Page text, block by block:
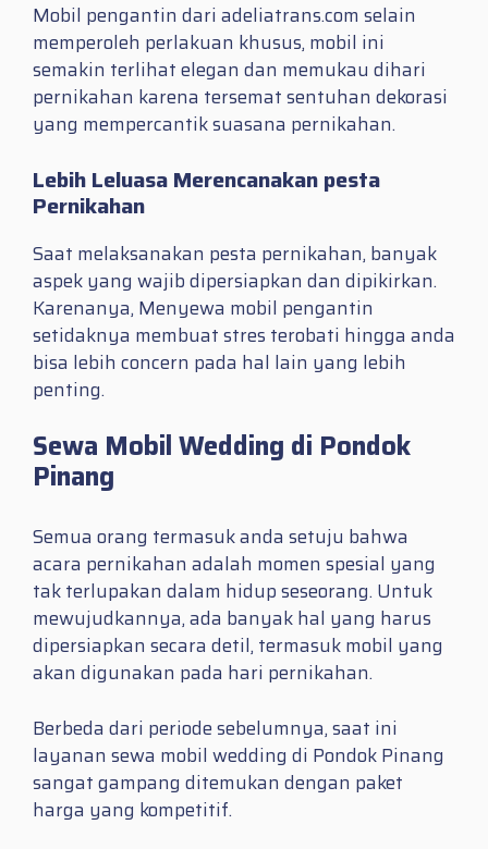
Mobil pengantin dari adeliatrans.com selain
memperoleh perlakuan khusus, mobil ini
semakin terlihat elegan dan memukau dihari
pernikahan karena tersemat sentuhan dekorasi
yang mempercantik suasana pernikahan.
Lebih Leluasa Merencanakan pesta
Pernikahan
Saat melaksanakan pesta pernikahan, banyak
aspek yang wajib dipersiapkan dan dipikirkan.
Karenanya, Menyewa mobil pengantin
setidaknya membuat stres terobati hingga anda
bisa lebih concern pada hal lain yang lebih
penting.
Sewa Mobil Wedding di Pondok
Pinang
Semua orang termasuk anda setuju bahwa
acara pernikahan adalah momen spesial yang
tak terlupakan dalam hidup seseorang. Untuk
mewujudkannya, ada banyak hal yang harus
dipersiapkan secara detil, termasuk mobil yang
akan digunakan pada hari pernikahan.
Berbeda dari periode sebelumnya, saat ini
layanan sewa mobil wedding di Pondok Pinang
sangat gampang ditemukan dengan paket
harga yang kompetitif.